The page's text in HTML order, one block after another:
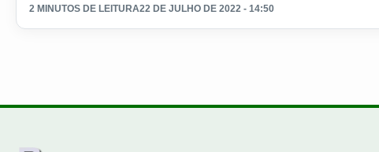
2 MINUTOS DE LEITURA22 DE JULHO DE 2022 - 14:50